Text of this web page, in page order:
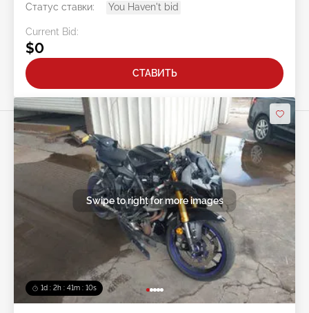
Статус ставки:
You Haven't bid
Current Bid:
$0
СТАВИТЬ
1d : 2h : 41m : 08s
Swipe to right for more images